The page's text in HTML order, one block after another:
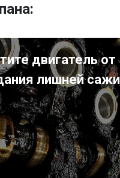
двигатель от
лишней